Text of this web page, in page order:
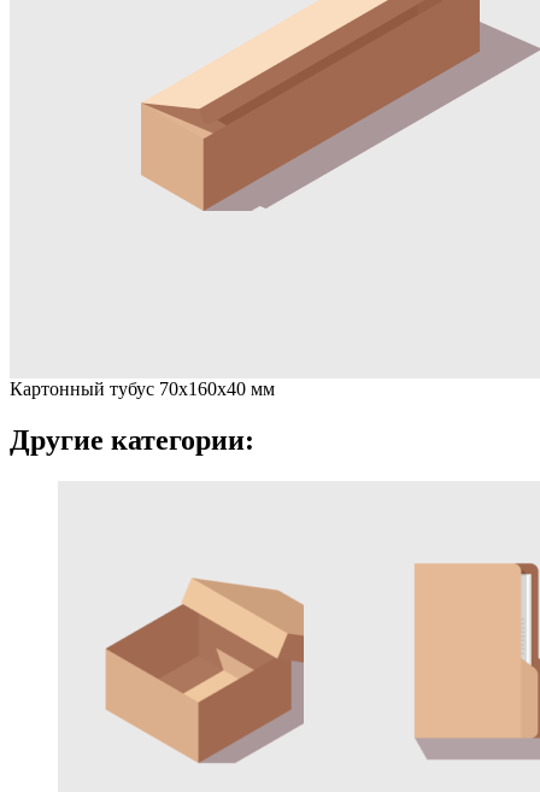
Картонный тубус 70х160х40 мм
Другие категории: